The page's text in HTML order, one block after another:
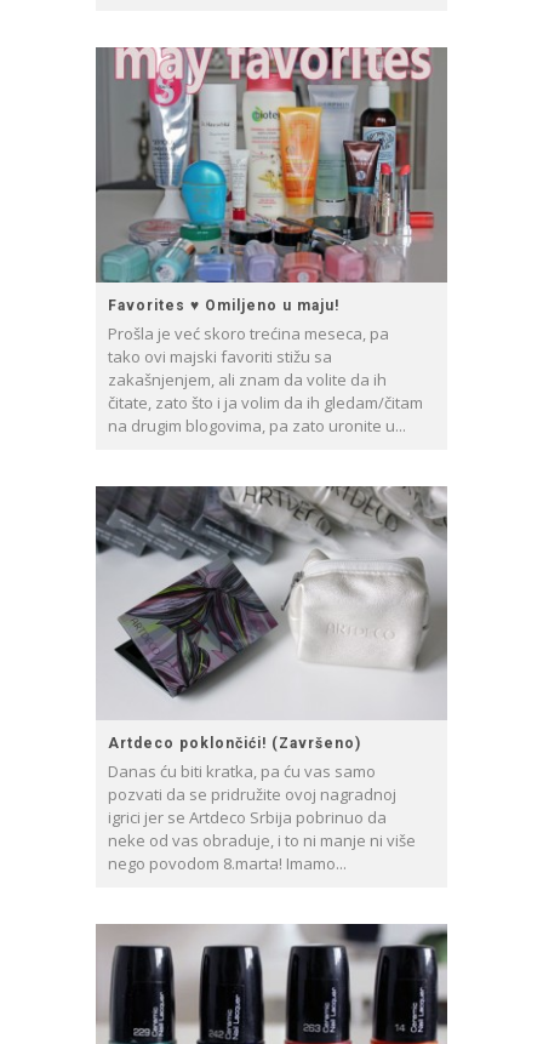
Favorites ♥ Omiljeno u maju!
Prošla je već skoro trećina meseca, pa
tako ovi majski favoriti stižu sa
zakašnjenjem, ali znam da volite da ih
čitate, zato što i ja volim da ih gledam/čitam
na drugim blogovima, pa zato uronite u...
Artdeco poklončići! (Završeno)
Danas ću biti kratka, pa ću vas samo
pozvati da se pridružite ovoj nagradnoj
igrici jer se Artdeco Srbija pobrinuo da
neke od vas obraduje, i to ni manje ni više
nego povodom 8.marta! Imamo...